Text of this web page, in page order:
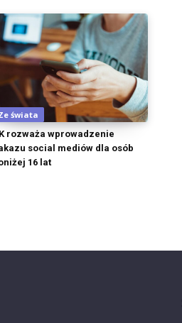
świata
rozważa wprowadzenie
social mediów dla osób
16 lat